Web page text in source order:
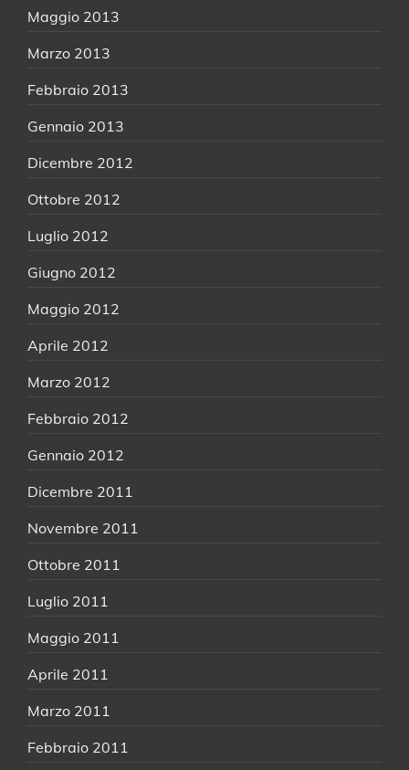
Maggio 2013
Marzo 2013
Febbraio 2013
Gennaio 2013
Dicembre 2012
Ottobre 2012
Luglio 2012
Giugno 2012
Maggio 2012
Aprile 2012
Marzo 2012
Febbraio 2012
Gennaio 2012
Dicembre 2011
Novembre 2011
Ottobre 2011
Luglio 2011
Maggio 2011
Aprile 2011
Marzo 2011
Febbraio 2011